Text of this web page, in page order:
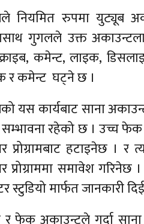
नियमित रुपमा युट्यूब
गुगलले उक्त
कमेन्ट, लाइक,
र कमेन्ट घट्ने छ ।
यस कार्यबाट साना
रहेको छ । उच्च फेक
प्रोग्रामबाट हटाइनेछ ।
प्रोग्राममा समावेश
स्टुडियो मार्फत जानकारी